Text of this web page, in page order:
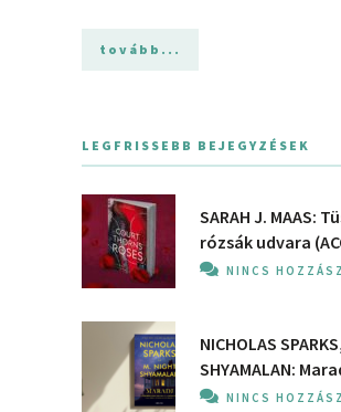
tovább...
LEGFRISSEBB BEJEGYZÉSEK
SARAH J. MAAS:
rózsák udvara
NINCS
NICHOLAS
SHYAMALAN:
NINCS